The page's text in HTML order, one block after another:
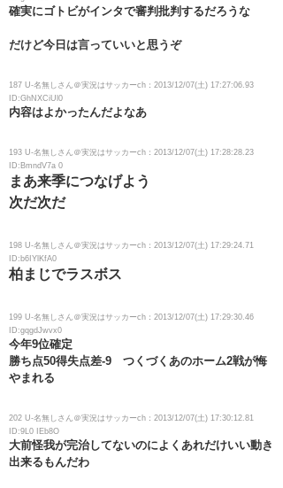
確実にゴトビがインタで審判批判するだろうな
だけど今日は言っていいと思うぞ
187 U-名無しさん＠実況はサッカーch：2013/12/07(土) 17:27:06.93
ID:GhNXCiUl0
内容はよかったんだよなあ
193 U-名無しさん＠実況はサッカーch：2013/12/07(土) 17:28:28.23
ID:BmndV7a 0
まあ来季につなげよう
次だ次だ
198 U-名無しさん＠実況はサッカーch：2013/12/07(土) 17:29:24.71
ID:b6IYlKfA0
柏まじでラスボス
199 U-名無しさん＠実況はサッカーch：2013/12/07(土) 17:29:30.46
ID:gqgdJwvx0
今年9位確定
勝ち点50得失点差-9 つくづくあのホーム2戦が悔
やまれる
202 U-名無しさん＠実況はサッカーch：2013/12/07(土) 17:30:12.81
ID:9L0 IEb8O
大前怪我が完治してないのによくあれだけいい動き
出来るもんだわ